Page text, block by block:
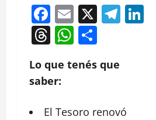
Facebook
Email
X
Threads
WhatsApp
Lo que tenés que
saber:
El Tesoro renovó